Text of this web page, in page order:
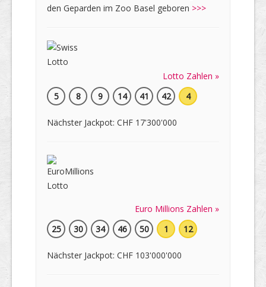
den Geparden im Zoo Basel geboren >>>
Lotto Zahlen »
5
8 9 14 41 42 4
Nächster Jackpot: CHF 17'300'000
Euro Millions Zahlen »
25
30 34 46 50 1 12
Nächster Jackpot: CHF 103'000'000